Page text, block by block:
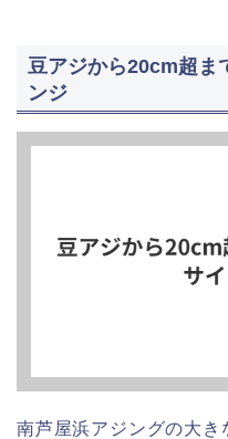
豆アジから20cm超ま
ンジ
南芦屋浜アジングの大き